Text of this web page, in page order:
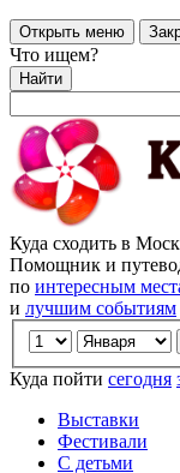
Открыть меню
Что ищем?
Найти
Куда сходить в
Помощник и
по интересным
и лучшим событиям
Куда пойти сегодня
Выставки
Фестивали
С детьми